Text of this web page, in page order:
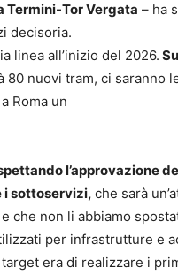
Termini-Tor Vergata – ha
decisoria.
linea all’inizio del 2026.
80 nuovi tram, ci saranno
Roma un
l’approvazione
i sottoservizi, che sarà
che non li abbiamo
per infrastrutture e
era di realizzare i